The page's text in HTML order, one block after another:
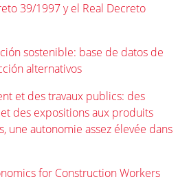
39/1997 y el Real Decreto
sostenible: base de datos de
alternativos
et des travaux publics: des
des expositions aux produits
une autonomie assez élevée dans
for Construction Workers